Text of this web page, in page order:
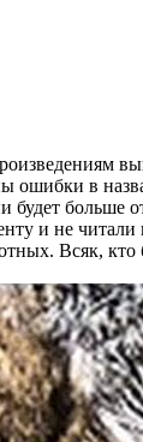
в
и не
Всяк, кто